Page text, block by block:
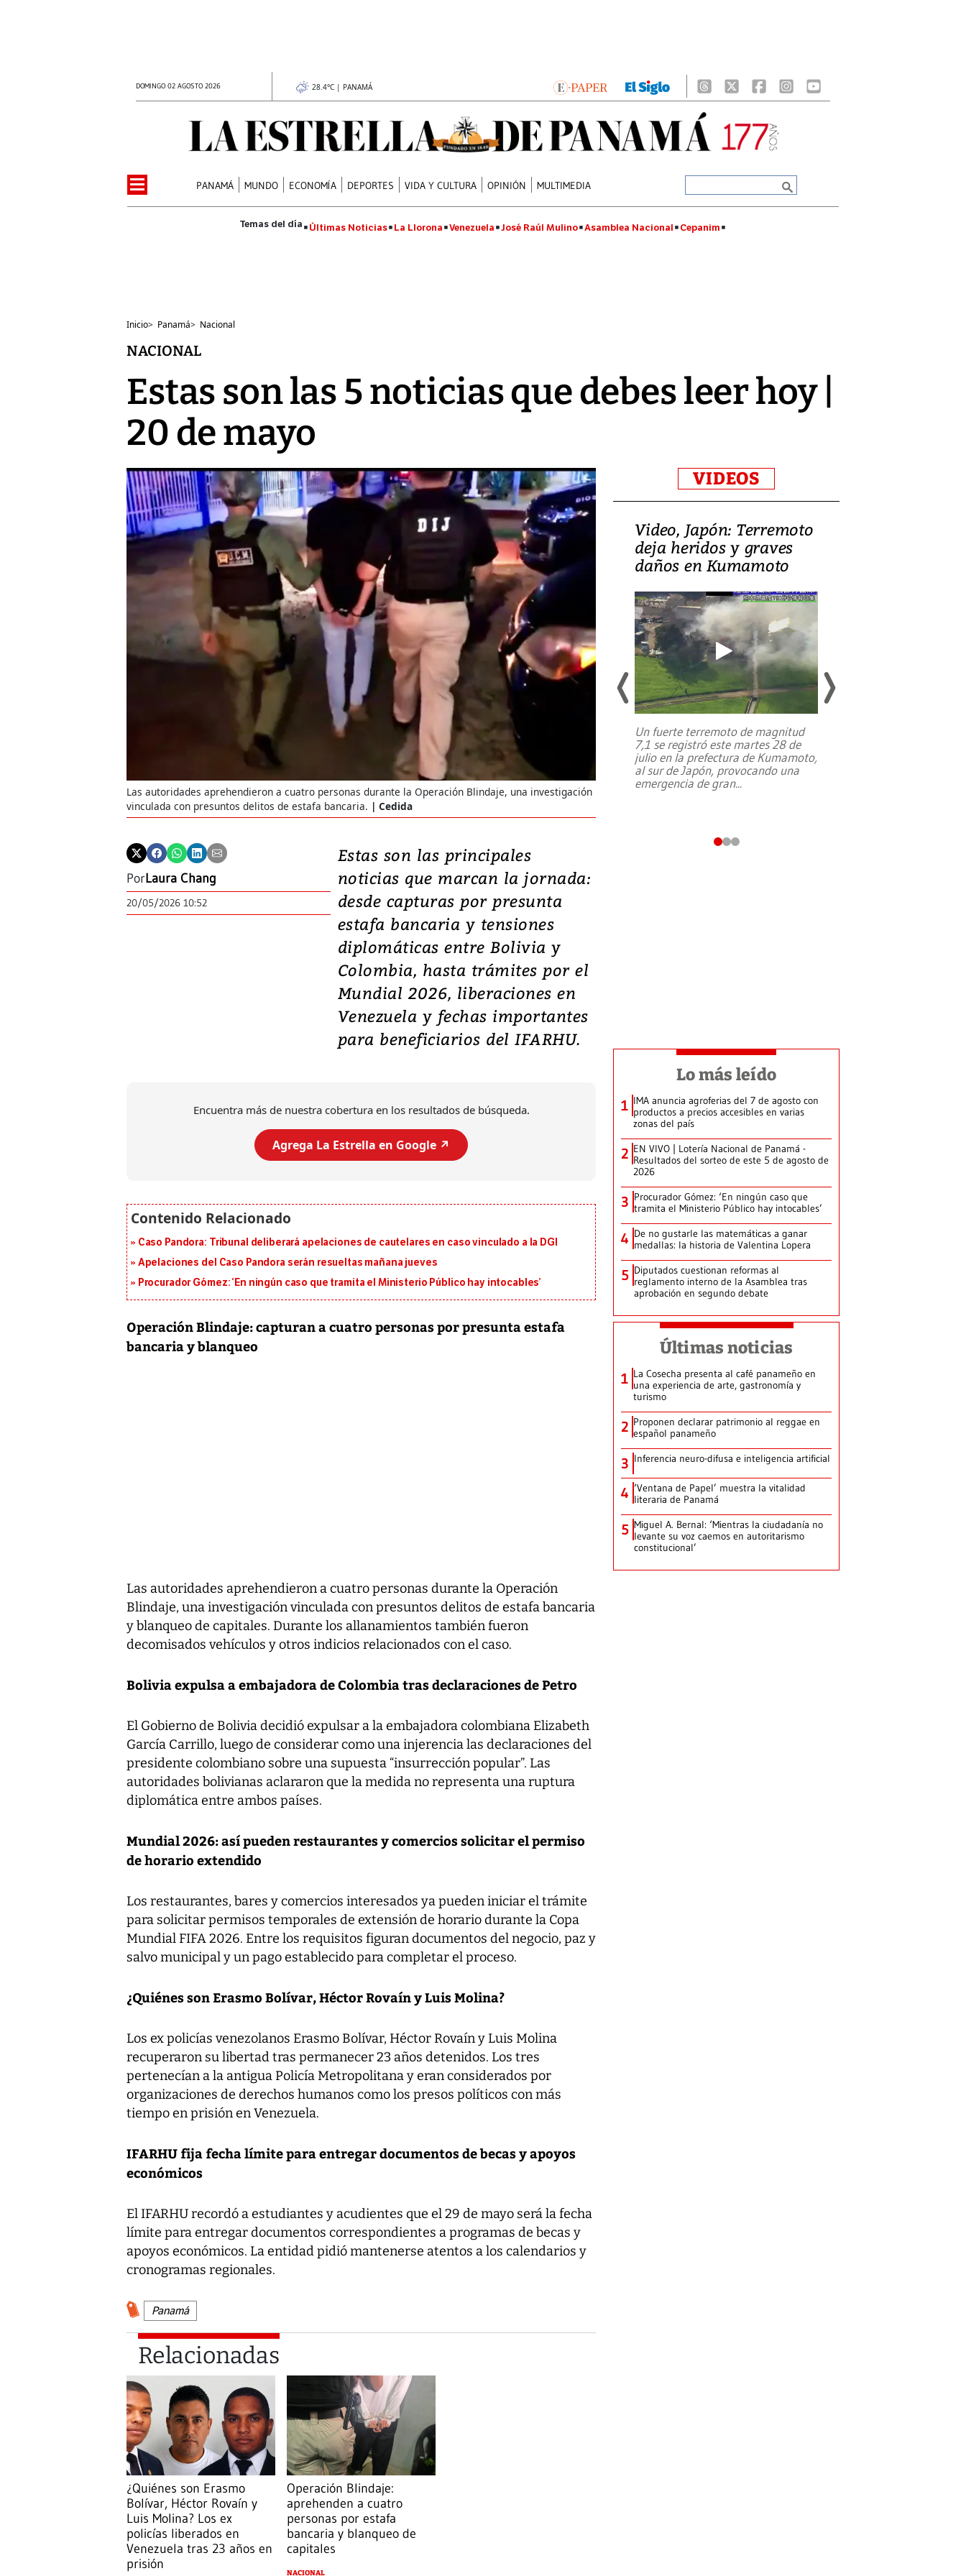
DOMINGO 02 AGOSTO 2026 28.4°C | PANAMÁ
PANAMÁ MUNDO ECONOMÍA DEPORTES VIDA Y CULTURA OPINIÓN MULTIMEDIA
Últimas Noticias La Llorona Venezuela José Raúl Mulino Asamblea Nacional Cepanim
Inicio> Panamá> Nacional
NACIONAL
Estas son las 5 noticias que debes leer hoy |
20 de mayo
Las autoridades aprehendieron a cuatro personas durante la Operación Blindaje, una investigación
vinculada con presuntos delitos de estafa bancaria.
Cedida
PorLaura Chang
20/05/2026 10:52
Estas son las principales
noticias que marcan la jornada:
desde capturas por presunta
estafa bancaria y tensiones
diplomáticas entre Bolivia y
Colombia, hasta trámites por el
Mundial 2026, liberaciones en
Venezuela y fechas importantes
para beneficiarios del IFARHU.
Encuentra más de nuestra cobertura en los resultados de búsqueda.
Agrega La Estrella en Google ↗️
Caso Pandora: Tribunal deliberará apelaciones de cautelares en caso vinculado a la DGI
Apelaciones del Caso Pandora serán resueltas mañana jueves
Procurador Gómez: ‘En ningún caso que tramita el Ministerio Público hay intocables’
Operación Blindaje: capturan a cuatro personas por presunta estafa
bancaria y blanqueo
Las autoridades aprehendieron a cuatro personas durante la Operación
Blindaje, una investigación vinculada con presuntos delitos de estafa bancaria
y blanqueo de capitales. Durante los allanamientos también fueron
decomisados vehículos y otros indicios relacionados con el caso.
Bolivia expulsa a embajadora de Colombia tras declaraciones de Petro
El Gobierno de Bolivia decidió expulsar a la embajadora colombiana Elizabeth
García Carrillo, luego de considerar como una injerencia las declaraciones del
presidente colombiano sobre una supuesta “insurrección popular”. Las
autoridades bolivianas aclararon que la medida no representa una ruptura
diplomática entre ambos países.
Mundial 2026: así pueden restaurantes y comercios solicitar el permiso
de horario extendido
Los restaurantes, bares y comercios interesados ya pueden iniciar el trámite
para solicitar permisos temporales de extensión de horario durante la Copa
Mundial FIFA 2026. Entre los requisitos figuran documentos del negocio, paz y
salvo municipal y un pago establecido para completar el proceso.
¿Quiénes son Erasmo Bolívar, Héctor Rovaín y Luis Molina?
Los ex policías venezolanos Erasmo Bolívar, Héctor Rovaín y Luis Molina
recuperaron su libertad tras permanecer 23 años detenidos. Los tres
pertenecían a la antigua Policía Metropolitana y eran considerados por
organizaciones de derechos humanos como los presos políticos con más
tiempo en prisión en Venezuela.
IFARHU fija fecha límite para entregar documentos de becas y apoyos
económicos
El IFARHU recordó a estudiantes y acudientes que el 29 de mayo será la fecha
límite para entregar documentos correspondientes a programas de becas y
apoyos económicos. La entidad pidió mantenerse atentos a los calendarios y
cronogramas regionales.
Panamá
Relacionadas
¿Quiénes son Erasmo
Bolívar, Héctor Rovaín y
Luis Molina? Los ex
policías liberados en
Venezuela tras 23 años en
prisión
Operación Blindaje:
aprehenden a cuatro
personas por estafa
bancaria y blanqueo de
capitales
NACIONAL
VIDEOS
Isidro Carbonell,
director de la Lotería:
‘Vamos a ser más
transparentes, tengan fe
El director de la Lotería Nacional de
Beneficencia habla de la lotería
clandestina, auditorías internas y su
plan para modernizar la institución
Video, Japón: Terremoto
deja heridos y graves
daños en Kumamoto
Un fuerte terremoto de magnitud
7,1 se registró este martes 28 de
julio en la prefectura de Kumamoto,
al sur de Japón, provocando una
emergencia de gran...
Lo más leído
1 IMA anuncia agroferias del 7 de agosto con
productos a precios accesibles en varias
zonas del país
2 EN VIVO | Lotería Nacional de Panamá -
Resultados del sorteo de este 5 de agosto de
2026
3 Procurador Gómez: ‘En ningún caso que
tramita el Ministerio Público hay intocables’
4 De no gustarle las matemáticas a ganar
medallas: la historia de Valentina Lopera
5 Diputados cuestionan reformas al
reglamento interno de la Asamblea tras
aprobación en segundo debate
Últimas noticias
1 La Cosecha presenta al café panameño en
una experiencia de arte, gastronomía y
turismo
2 Proponen declarar patrimonio al reggae en
español panameño
3 Inferencia neuro-difusa e inteligencia artificial
4 ‘Ventana de Papel’ muestra la vitalidad
literaria de Panamá
5 Miguel A. Bernal: ‘Mientras la ciudadanía no
levante su voz caemos en autoritarismo
constitucional’